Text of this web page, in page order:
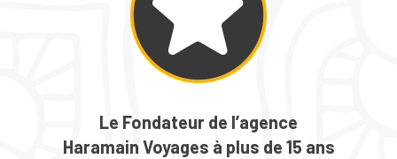
Le Fondateur de l’agence
Haramain Voyages à plus de 15 ans